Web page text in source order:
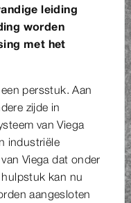
leiding
worden
met het
persstuk. Aan
zijde in
van Viega
industriële
Viega dat onder
kan nu
aangesloten